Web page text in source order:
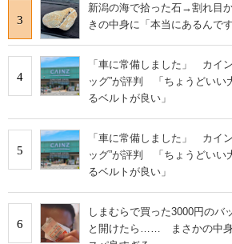
3
新潟の海で拾った石→割れ目
きの中身に「本当にあるんで
4
「車に常備しました」 カイ
ッグ”が評判 「ちょうどいい
るベルトが良い」
5
「車に常備しました」 カイ
ッグ”が評判 「ちょうどいい
るベルトが良い」
6
しまむらで買った3000円のバ
と開けたら…… まさかの中身